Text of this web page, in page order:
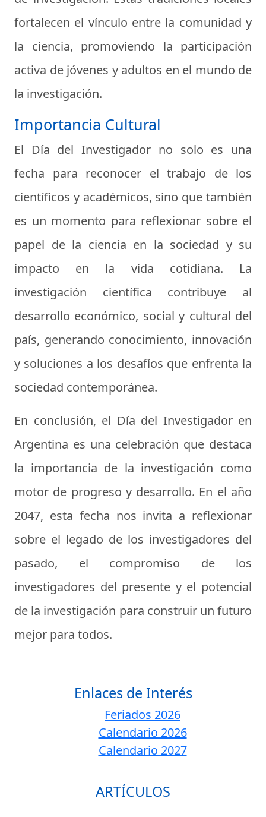
fortalecen el vínculo entre la comunidad y
la ciencia, promoviendo la participación
activa de jóvenes y adultos en el mundo de
la investigación.
Importancia Cultural
El Día del Investigador no solo es una
fecha para reconocer el trabajo de los
científicos y académicos, sino que también
es un momento para reflexionar sobre el
papel de la ciencia en la sociedad y su
impacto en la vida cotidiana. La
investigación científica contribuye al
desarrollo económico, social y cultural del
país, generando conocimiento, innovación
y soluciones a los desafíos que enfrenta la
sociedad contemporánea.
En conclusión, el Día del Investigador en
Argentina es una celebración que destaca
la importancia de la investigación como
motor de progreso y desarrollo. En el año
2047, esta fecha nos invita a reflexionar
sobre el legado de los investigadores del
pasado, el compromiso de los
investigadores del presente y el potencial
de la investigación para construir un futuro
mejor para todos.
Enlaces de Interés
Feriados 2026
Calendario 2026
Calendario 2027
ARTÍCULOS